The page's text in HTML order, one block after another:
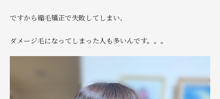
ですから縮毛矯正で失敗してしまい、
ダメージ毛になってしまった人も多いんです。。。